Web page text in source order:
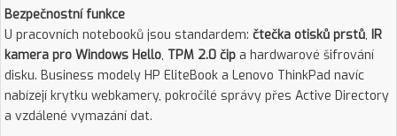
Bezpečnostní funkce
U pracovních notebooků jsou standardem: čtečka otisků prstů, IR
kamera pro Windows Hello, TPM 2.0 čip a hardwarové šifrování
disku. Business modely HP EliteBook a Lenovo ThinkPad navíc
nabízejí krytku webkamery, pokročilé správy přes Active Directory
a vzdálené vymazání dat.